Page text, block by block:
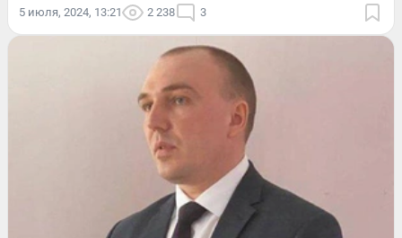
5 июля, 2024, 13:21 2 238 3